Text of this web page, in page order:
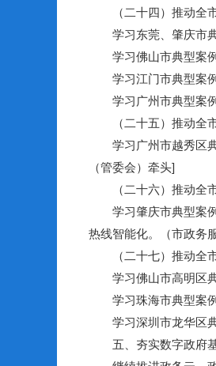
（二十四）推动全市
学习东莞、肇庆市典
学习佛山市典型案例
学习江门市典型案例
学习广州市典型案例
（二十五）推动全市
学习广州市越秀区典
（管委会）牵头]
（二十六）推动全市
学习肇庆市典型案例
热线智能化。（市政务
（二十七）推动全市
学习佛山市高明区典
学习珠海市典型案例
学习深圳市龙华区典
五、夯实数字政府